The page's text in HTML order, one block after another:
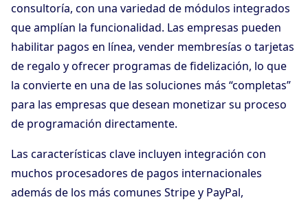
consultoría, con una variedad de módulos integrados
que amplían la funcionalidad. Las empresas pueden
habilitar pagos en línea, vender membresías o tarjetas
de regalo y ofrecer programas de fidelización, lo que
la convierte en una de las soluciones más “completas”
para las empresas que desean monetizar su proceso
de programación directamente.
Las características clave incluyen integración con
muchos procesadores de pagos internacionales
además de los más comunes Stripe y PayPal,